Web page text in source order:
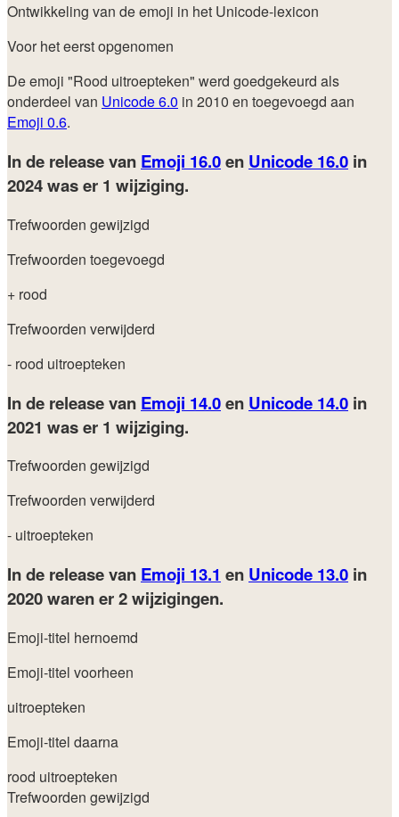
Ontwikkeling van de emoji in het Unicode-lexicon
Voor het eerst opgenomen
De emoji "Rood uitroepteken" werd goedgekeurd als
onderdeel van Unicode 6.0 in 2010 en toegevoegd aan
Emoji 0.6.
In de release van Emoji 16.0en Unicode 16.0 in
2024was er 1 wijziging.
Trefwoorden gewijzigd
Trefwoorden toegevoegd
+ rood
Trefwoorden verwijderd
- rood uitroepteken
In de release van Emoji 14.0en Unicode 14.0 in
2021 was er 1 wijziging.
Trefwoorden gewijzigd
Trefwoorden verwijderd
- uitroepteken
In de release van Emoji 13.1 en Unicode 13.0 in
2020waren er 2 wijzigingen.
Emoji-titel hernoemd
Emoji-titel voorheen
uitroepteken
Emoji-titel daarna
rood uitroepteken
Trefwoorden gewijzigd